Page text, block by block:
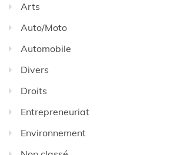
Arts
Auto/Moto
Automobile
Divers
Droits
Entrepreneuriat
Environnement